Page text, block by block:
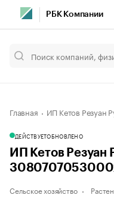
РБК Компании
Главная ИП Кетов Резуан
ДЕЙСТВУЕТОБНОВЛЕНО
ИП Кетов
Сельское хозяйство